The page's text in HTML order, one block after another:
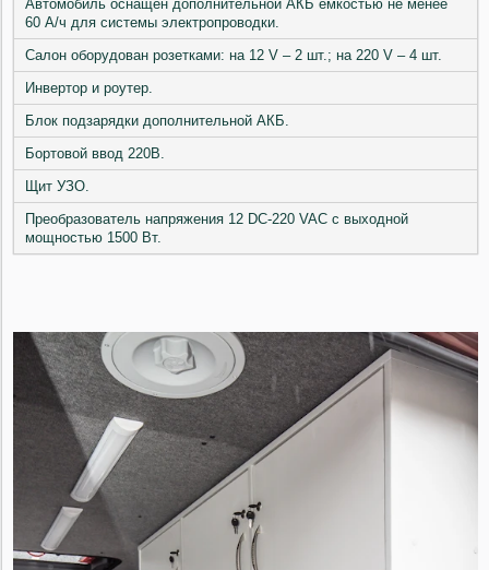
Автомобиль оснащен дополнительной АКБ емкостью не менее
60 А/ч для системы электропроводки.
Салон оборудован розетками: на 12 V – 2 шт.; на 220 V – 4 шт.
Инвертор и роутер.
Блок подзарядки дополнительной АКБ.
Бортовой ввод 220В.
Щит УЗО.
Преобразователь напряжения 12 DC-220 VAC с выходной
мощностью 1500 Вт.